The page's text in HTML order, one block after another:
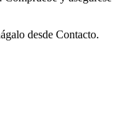
desde Contacto.